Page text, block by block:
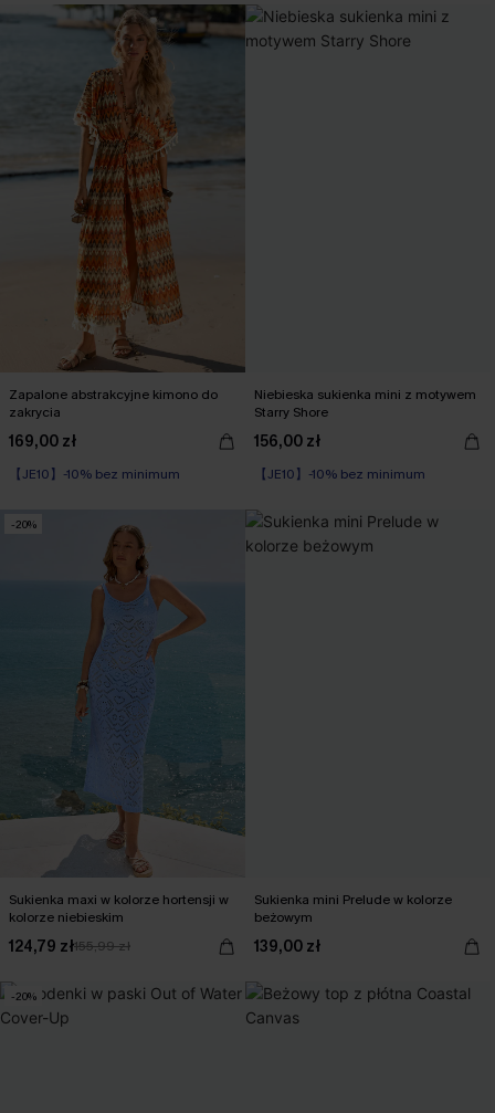
Zapalone abstrakcyjne kimono do
zakrycia
169,00 zł
【JE10】-10% bez minimum
Niebieska sukienka mini z motywem
Starry Shore
156,00 zł
【JE10】-10% bez minimum
-20%
Sukienka maxi w kolorze hortensji w
kolorze niebieskim
124,79 zł155,99 zł
Sukienka mini Prelude w kolorze
beżowym
139,00 zł
-20%